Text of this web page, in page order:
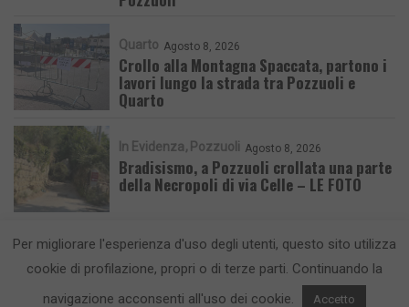
Quarto Agosto 8, 2026
Crollo alla Montagna Spaccata, partono i
lavori lungo la strada tra Pozzuoli e
Quarto
In Evidenza Pozzuoli Agosto 8, 2026
Bradisismo, a Pozzuoli crollata una parte
della Necropoli di via Celle – LE FOTO
Per migliorare l'esperienza d'uso degli utenti, questo sito utilizza
cookie di profilazione, propri o di terze parti. Continuando la
navigazione acconsenti all'uso dei cookie.
Accetto